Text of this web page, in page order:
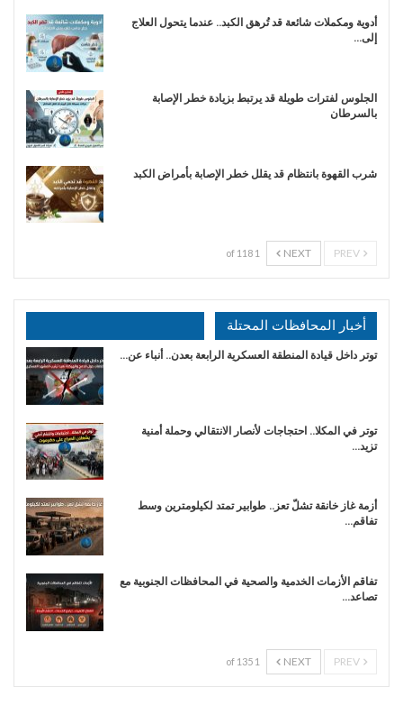
أدوية ومكملات شائعة قد تُرهق الكبد.. عندما يتحول العلاج
إلى…
الجلوس لفترات طويلة قد يرتبط بزيادة خطر الإصابة
بالسرطان
شرب القهوة بانتظام قد يقلل خطر الإصابة بأمراض الكبد
NEXT
1 of 118
أخبار المحافظات المحتلة
توتر داخل قيادة المنطقة العسكرية الرابعة بعدن.. أنباء عن…
توتر في المكلا.. احتجاجات لأنصار الانتقالي وحملة أمنية
تزيد…
أزمة غاز خانقة تشلّ تعز.. طوابير تمتد لكيلومترين وسط
تفاقم…
تفاقم الأزمات الخدمية والصحية في المحافظات الجنوبية مع
تصاعد…
NEXT
1 of 135